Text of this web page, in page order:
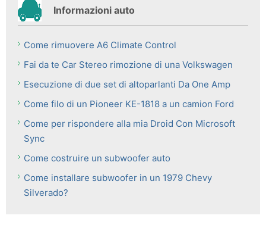
Informazioni auto
Come rimuovere A6 Climate Control
Fai da te Car Stereo rimozione di una Volkswagen
Esecuzione di due set di altoparlanti Da One Amp
Come filo di un Pioneer KE-1818 a un camion Ford
Come per rispondere alla mia Droid Con Microsoft
Sync
Come costruire un subwoofer auto
Come installare subwoofer in un 1979 Chevy
Silverado?